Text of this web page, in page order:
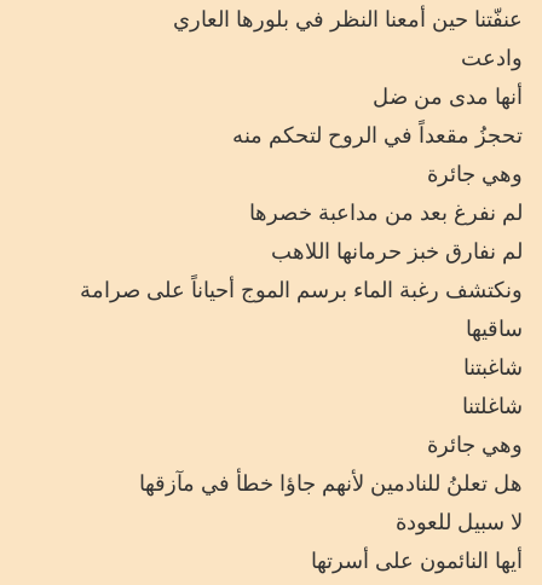
عنفّتنا حين أمعنا النظر في بلورها العاري
وادعت
أنها مدى من ضل
تحجزُ مقعداً في الروح لتحكم منه
وهي جائرة
لم نفرغ بعد من مداعبة خصرها
لم نفارق خبز حرمانها اللاهب
ونكتشف رغبة الماء برسم الموج أحياناً على صرامة
ساقيها
شاغبتنا
شاغلتنا
وهي جائرة
هل تعلنُ للنادمين لأنهم جاؤا خطأ في مآزقها
لا سبيل للعودة
أيها النائمون على أسرتها